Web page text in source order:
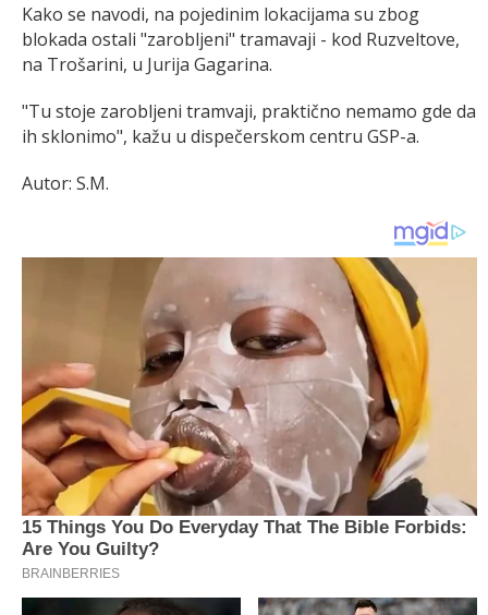
Kako se navodi, na pojedinim lokacijama su zbog
blokada ostali "zarobljeni" tramavaji - kod Ruzveltove,
na Trošarini, u Jurija Gagarina.
"Tu stoje zarobljeni tramvaji, praktično nemamo gde da
ih sklonimo", kažu u dispečerskom centru GSP-a.
Autor: S.M.